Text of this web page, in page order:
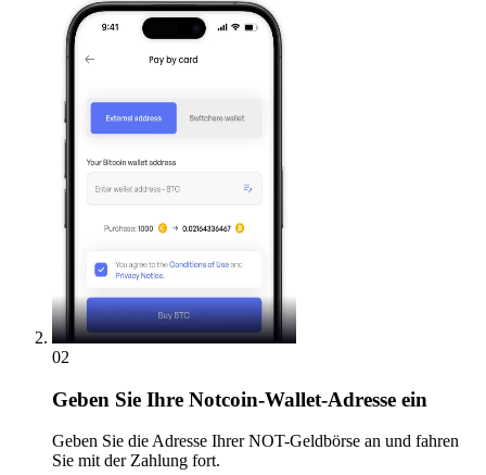
02
Geben Sie Ihre Notcoin-Wallet-Adresse ein
Geben Sie die Adresse Ihrer NOT-Geldbörse an und fahren
Sie mit der Zahlung fort.